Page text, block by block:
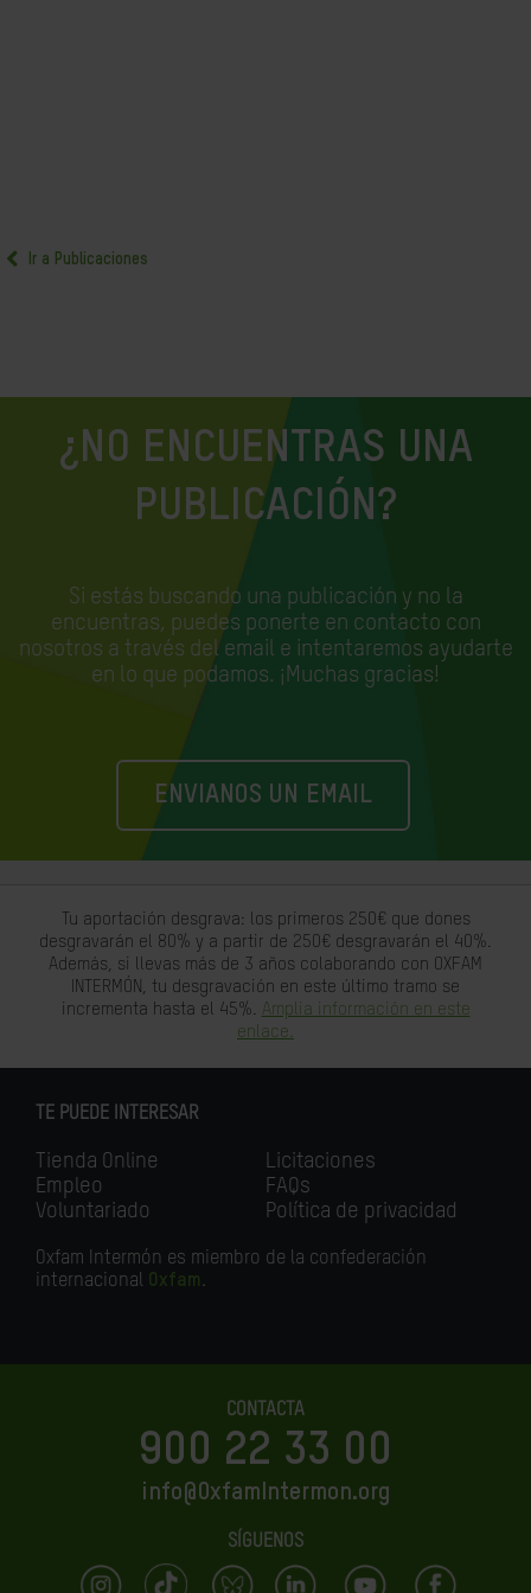
Ir a Publicaciones
¿NO ENCUENTRAS UNA
PUBLICACIÓN?
Si estás buscando una publicación y no la
encuentras, puedes ponerte en contacto con
nosotros a través del email e intentaremos ayudarte
en lo que podamos. ¡Muchas gracias!
ENVIANOS UN EMAIL
Tu aportación desgrava: los primeros 250€ que dones
desgravarán el 80% y a partir de 250€ desgravarán el 40%.
Además, si llevas más de 3 años colaborando con OXFAM
INTERMÓN, tu desgravación en este último tramo se
incrementa hasta el 45%. Amplia información en este
enlace.
TE PUEDE INTERESAR
Tienda Online
Empleo
Voluntariado
Licitaciones
FAQs
Política de privacidad
Oxfam Intermón es miembro de la confederación
internacional Oxfam.
CONTACTA
900 22 33 00
info@OxfamIntermon.org
SÍGUENOS